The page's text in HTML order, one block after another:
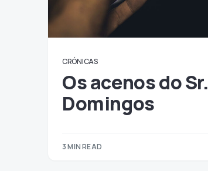
CRÓNICAS
Os acenos do Sr.
Domingos
3 MIN READ